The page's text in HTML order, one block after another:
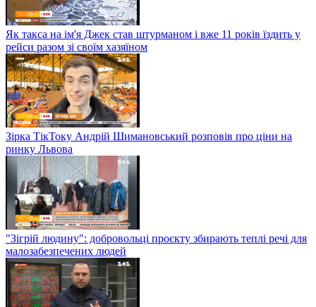
Як такса на ім'я Джек став штурманом і вже 11 років їздить у
рейси разом зі своїм хазяїном
Зірка ТікТоку Андрій Шимановський розповів про ціни на
ринку Львова
"Зігрій людину": добровольці проєкту збирають теплі речі для
малозабезпечених людей